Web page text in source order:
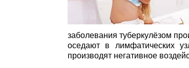
заболевания туберкулёзом
оседают в лимфатических
производят негативное